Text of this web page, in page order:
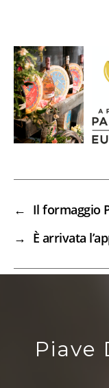
← Il formaggio
→ È arrivata
Piave